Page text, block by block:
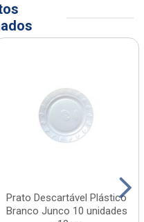
Prato Descartável Plástico
Branco Junco 10 unidades